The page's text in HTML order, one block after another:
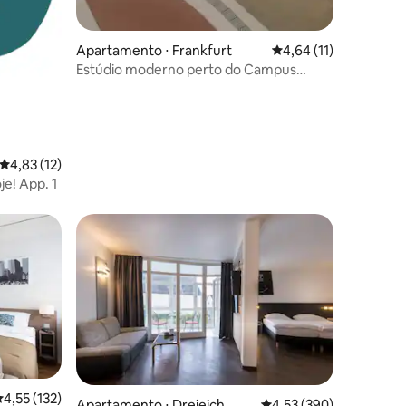
4,83 de uma avaliação média de 5, 12 avaliações
4,83 (12)
App. 1
Apartamento ⋅ Frankfurt 4,64 de uma
4,64 (11)
Estúdio moderno perto do Campus
de uma avaliação média de 5, 132 avaliações
4,55 (132)